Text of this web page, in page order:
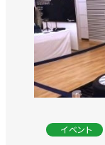
イベント